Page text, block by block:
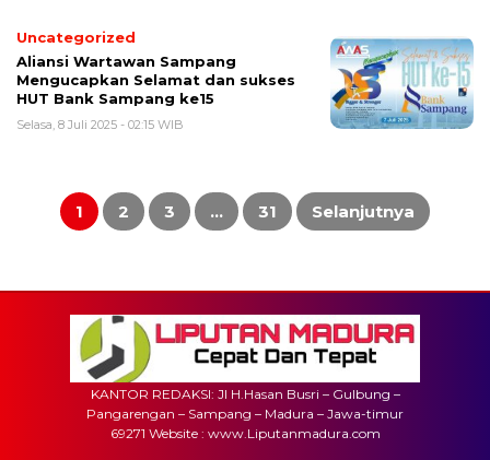
Uncategorized
Aliansi Wartawan Sampang
Mengucapkan Selamat dan sukses
HUT Bank Sampang ke15
Selasa, 8 Juli 2025 - 02:15 WIB
Paginasi
pos
1 2 3 … 31 Selanjutnya
KANTOR REDAKSI: Jl H.Hasan Busri – Gulbung –
Pangarengan – Sampang – Madura – Jawa-timur
69271 Website : www.Liputanmadura.com